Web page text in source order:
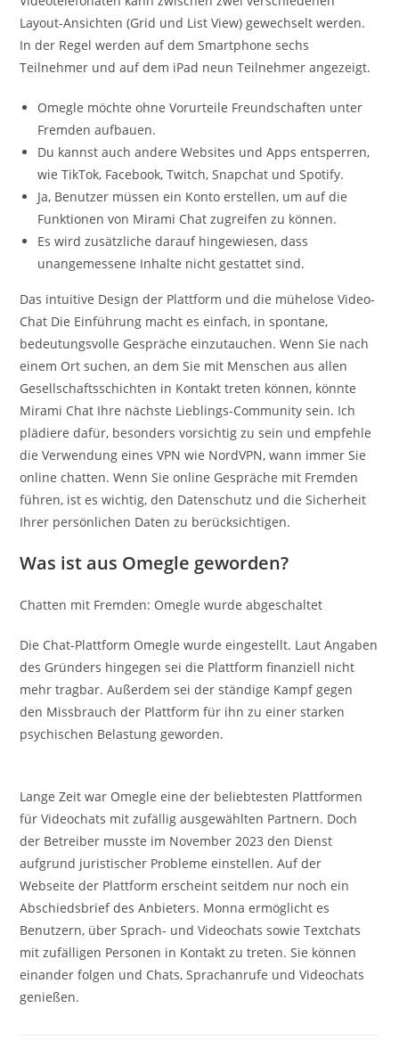
Layout-Ansichten (Grid und List View) gewechselt werden.
In der Regel werden auf dem Smartphone sechs
Teilnehmer und auf dem iPad neun Teilnehmer angezeigt.
Omegle möchte ohne Vorurteile Freundschaften unter
Fremden aufbauen.
Du kannst auch andere Websites und Apps entsperren,
wie TikTok, Facebook, Twitch, Snapchat und Spotify.
Ja, Benutzer müssen ein Konto erstellen, um auf die
Funktionen von Mirami Chat zugreifen zu können.
Es wird zusätzliche darauf hingewiesen, dass
unangemessene Inhalte nicht gestattet sind.
Das intuitive Design der Plattform und die mühelose Video-
Chat Die Einführung macht es einfach, in spontane,
bedeutungsvolle Gespräche einzutauchen. Wenn Sie nach
einem Ort suchen, an dem Sie mit Menschen aus allen
Gesellschaftsschichten in Kontakt treten können, könnte
Mirami Chat Ihre nächste Lieblings-Community sein. Ich
plädiere dafür, besonders vorsichtig zu sein und empfehle
die Verwendung eines VPN wie NordVPN, wann immer Sie
online chatten. Wenn Sie online Gespräche mit Fremden
führen, ist es wichtig, den Datenschutz und die Sicherheit
Ihrer persönlichen Daten zu berücksichtigen.
Was ist aus Omegle geworden?
Chatten mit Fremden: Omegle wurde abgeschaltet
Die Chat-Plattform Omegle wurde eingestellt. Laut Angaben
des Gründers hingegen sei die Plattform finanziell nicht
mehr tragbar. Außerdem sei der ständige Kampf gegen
den Missbrauch der Plattform für ihn zu einer starken
psychischen Belastung geworden.
Lange Zeit war Omegle eine der beliebtesten Plattformen
für Videochats mit zufällig ausgewählten Partnern. Doch
der Betreiber musste im November 2023 den Dienst
aufgrund juristischer Probleme einstellen. Auf der
Webseite der Plattform erscheint seitdem nur noch ein
Abschiedsbrief des Anbieters. Monna ermöglicht es
Benutzern, über Sprach- und Videochats sowie Textchats
mit zufälligen Personen in Kontakt zu treten. Sie können
einander folgen und Chats, Sprachanrufe und Videochats
genießen.